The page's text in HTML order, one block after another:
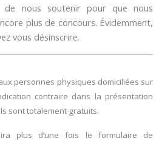
nous soutenir pour que nous
plus de concours. Évidemment,
vous désinscrire.
personnes physiques domiciliées sur
contraire dans la présentation
sont totalement gratuits.
plus d’une fois le formulaire de